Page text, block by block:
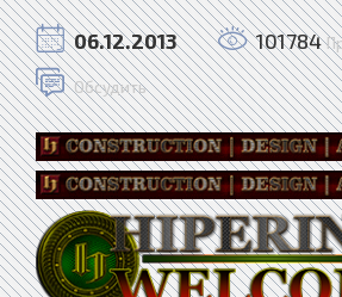
06.12.2013 101784
Обсудить